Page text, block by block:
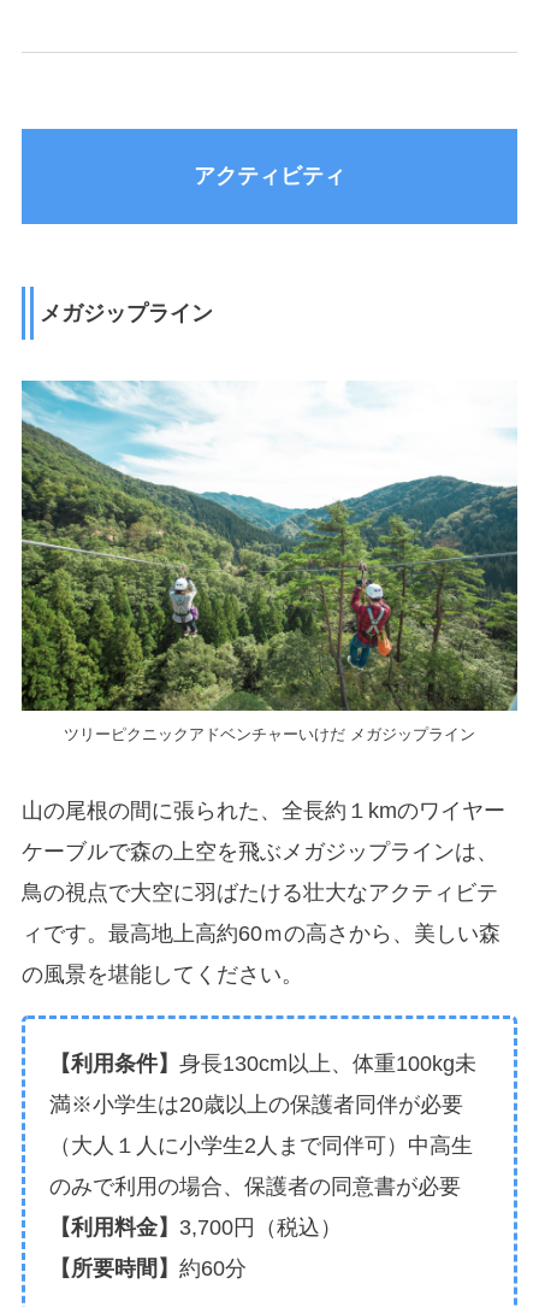
アクティビティ
メガジップライン
ツリーピクニックアドベンチャーいけだ メガジップライン
山の尾根の間に張られた、全長約１kmのワイヤー
ケーブルで森の上空を飛ぶメガジップラインは、
鳥の視点で大空に羽ばたける壮大なアクティビテ
ィです。最高地上高約60ｍの高さから、美しい森
の風景を堪能してください。
【利用条件】 身長130cm以上、体重100kg未
満※小学生は20歳以上の保護者同伴が必要
（大人１人に小学生2人まで同伴可）中高生
のみで利用の場合、保護者の同意書が必要
【利用料金】 3,700円（税込）
【所要時間】 約60分